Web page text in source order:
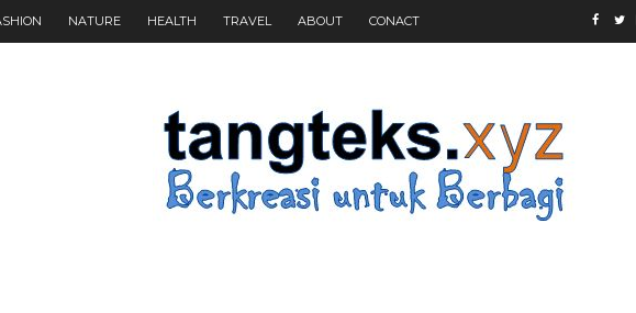
NATURE HEALTH TRAVEL ABOUT CONACT